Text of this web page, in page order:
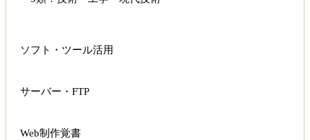
ソフト・ツール活用
サーバー・FTP
Web制作覚書